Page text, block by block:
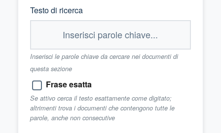
Testo di ricerca
Inserisci le parole chiave da cercare nei documenti di
questa sezione
Frase esatta
Se attivo cerca il testo esattamente come digitato;
altrimenti trova i documenti che contengono tutte le
parole, anche non consecutive